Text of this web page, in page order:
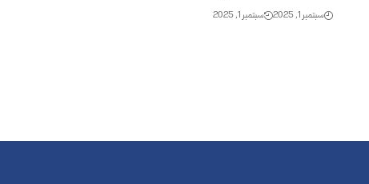
سبتمبر 1, 2025 سبتمبر 1, 2025